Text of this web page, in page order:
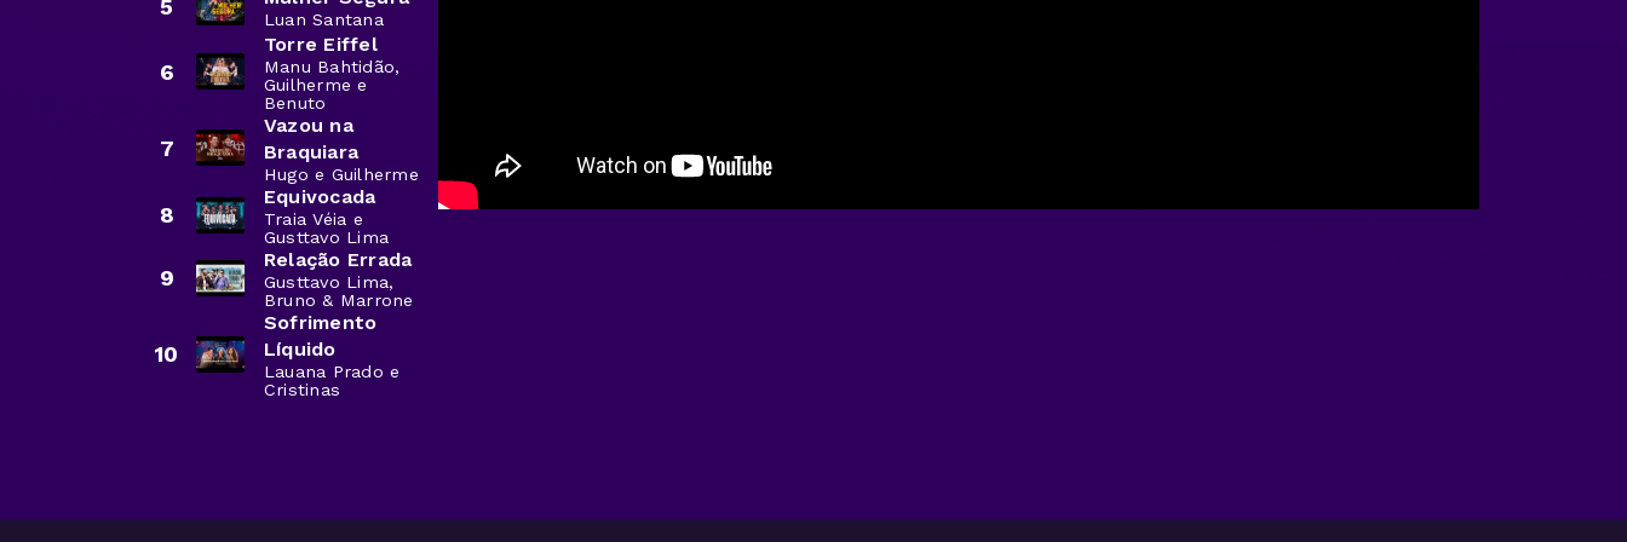
5 Luan Santana
6
Torre Eiffel
Manu Bahtidão,
Guilherme e
Benuto
7
Vazou na
Braquiara
Hugo e Guilherme
8
Equivocada
Traia Véia e
Gusttavo Lima
9
Relação Errada
Gusttavo Lima,
Bruno & Marrone
10
Sofrimento
Líquido
Lauana Prado e
Cristinas